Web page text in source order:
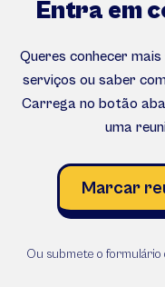
Entra em
Queres conhecer
serviços ou saber
Carrega no botão
uma
Marcar
Ou submete o formulário